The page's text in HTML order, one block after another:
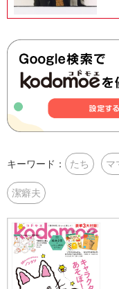
キーワード： たち マ
潔癖夫